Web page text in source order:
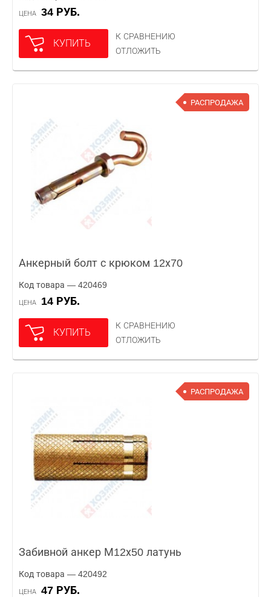
ЦЕНА 34 РУБ.
КУПИТЬ
К СРАВНЕНИЮ
ОТЛОЖИТЬ
РАСПРОДАЖА
Анкерный болт с крюком 12х70
Код товара — 420469
ЦЕНА 14 РУБ.
КУПИТЬ
К СРАВНЕНИЮ
ОТЛОЖИТЬ
РАСПРОДАЖА
Забивной анкер М12х50 латунь
Код товара — 420492
ЦЕНА 47 РУБ.